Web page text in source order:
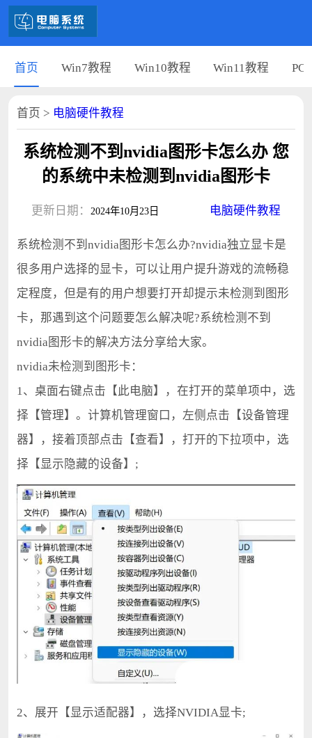
首页 Win7教程 Win10教程 Win11教程 PC
首页 > 电脑硬件教程
系统检测不到nvidia图形卡怎么办 您
的系统中未检测到nvidia图形卡
更新日期： 2024年10月23日 电脑硬件教程
系统检测不到nvidia图形卡怎么办?nvidia独立显卡是
很多用户选择的显卡，可以让用户提升游戏的流畅稳
定程度，但是有的用户想要打开却提示未检测到图形
卡，那遇到这个问题要怎么解决呢?系统检测不到
nvidia图形卡的解决方法分享给大家。
nvidia未检测到图形卡：
1、桌面右键点击【此电脑】，在打开的菜单项中，选
择【管理】。计算机管理窗口，左侧点击【设备管理
器】，接着顶部点击【查看】，打开的下拉项中，选
择【显示隐藏的设备】;
2、展开【显示适配器】，选择NVIDIA显卡;